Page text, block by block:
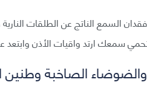
السمع الناتج عن الطلقات
سمعك ارتد واقيات الأذن
الصاخبة وطنين